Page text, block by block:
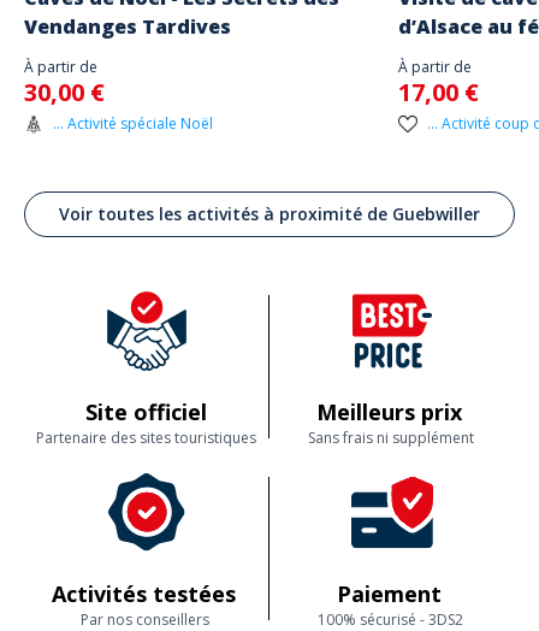
Vendanges Tardives
À partir de
30,00 €
... Activité spéciale Noël
d’Alsace au
À partir de
17,00 €
... Activité coup
Voir toutes les activités à proximité de Guebwiller
Site officiel
Partenaire des sites touristiques
Meilleurs prix
Sans frais ni supplément
Activités testées
Par nos conseillers
Paiement
100% sécurisé - 3DS2